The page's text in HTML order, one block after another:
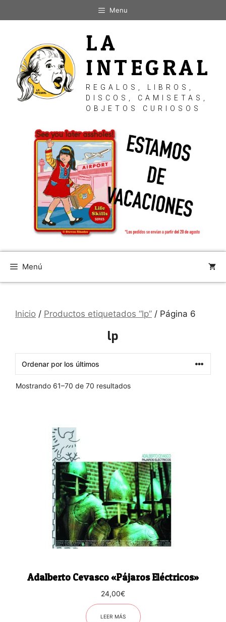
al
Menu
LA
INTEGRAL
REGALOS, LIBROS,
DISCOS, CAMISETAS,
OBJETOS CURIOSOS
Menú
Inicio / Productos etiquetados “lp” / Página 6
lp
Mostrando 61–70 de 70 resultadosOrdenado
Adalberto Cevasco «Pájaros Eléctricos»
24,00€
LEER MÁS